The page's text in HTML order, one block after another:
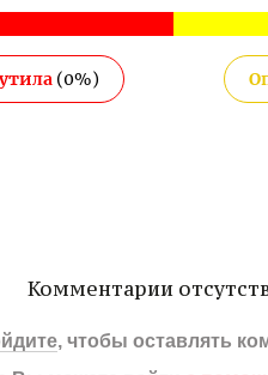
(0%)
Комментарии
, чтобы оставлять